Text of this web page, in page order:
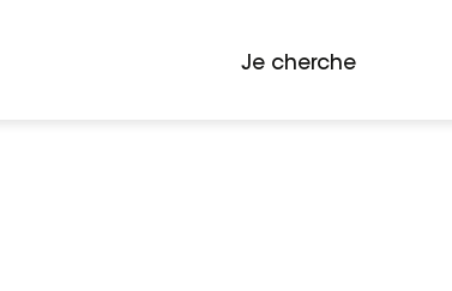
Je cherche